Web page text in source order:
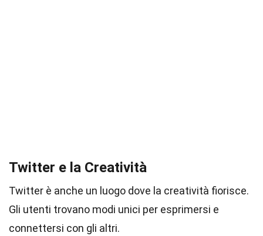
Twitter e la Creatività
Twitter è anche un luogo dove la creatività fiorisce.
Gli utenti trovano modi unici per esprimersi e
connettersi con gli altri.